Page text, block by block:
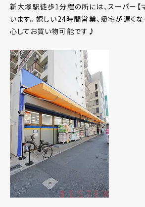
新大塚駅徒歩1分程の所には、スーパー【
います。 嬉しい24時間営業、帰宅が遅く
心してお買い物可能です♪